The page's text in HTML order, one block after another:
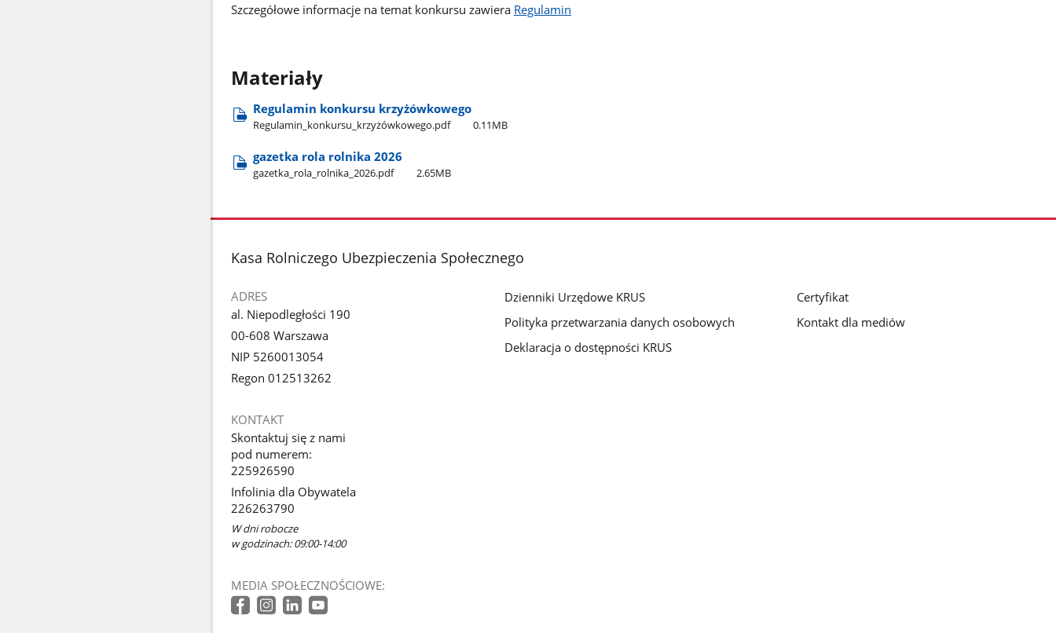
Szczegółowe informacje na temat konkursu zawiera Regulamin
Materiały
Regulamin konkursu krzyżówkowego
Regulamin​_konkursu​_krzyżówkowego.pdf 0.11MB
gazetka rola rolnika 2026
gazetka​_rola​_rolnika​_2026.pdf 2.65MB
stopka
Kasa Rolniczego Ubezpieczenia Społecznego
ADRES
al. Niepodległości 190
00-608 Warszawa
NIP 5260013054
Regon 012513262
KONTAKT
Skontaktuj się z nami
pod numerem:
225926590
Infolinia dla Obywatela
226263790
W dni robocze
w godzinach: 09:00-14:00
MEDIA SPOŁECZNOŚCIOWE:
Dzienniki Urzędowe KRUS
Polityka przetwarzania danych osobowych
Deklaracja o dostępności KRUS
Certyfikat
Kontakt dla mediów